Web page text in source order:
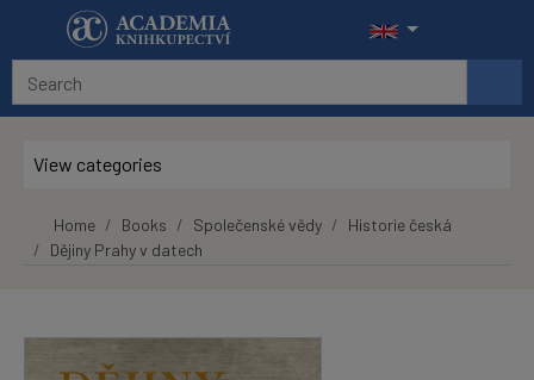
Skip to main content
View categories
Home Books Společenské vědy
Historie česká
Dějiny Prahy v datech